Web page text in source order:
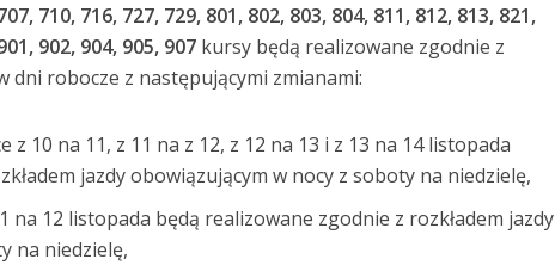
710, 716, 727, 729, 801, 802, 803, 804, 811, 812, 813, 821,
902, 904, 905, 907 kursy będą realizowane zgodnie z
dni robocze z następującymi zmianami:
z 10 na 11, z 11 na z 12, z 12 na 13 i z 13 na 14 listopada
jazdy obowiązującym w nocy z soboty na niedzielę,
na 12 listopada będą realizowane zgodnie z rozkładem jazdy
na niedzielę,